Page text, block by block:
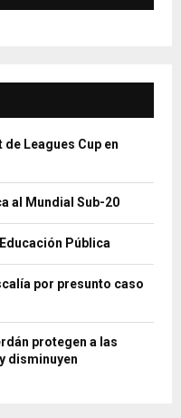
Leagues Cup en
al Mundial Sub-20
Pública
por presunto caso
protegen a las
disminuyen